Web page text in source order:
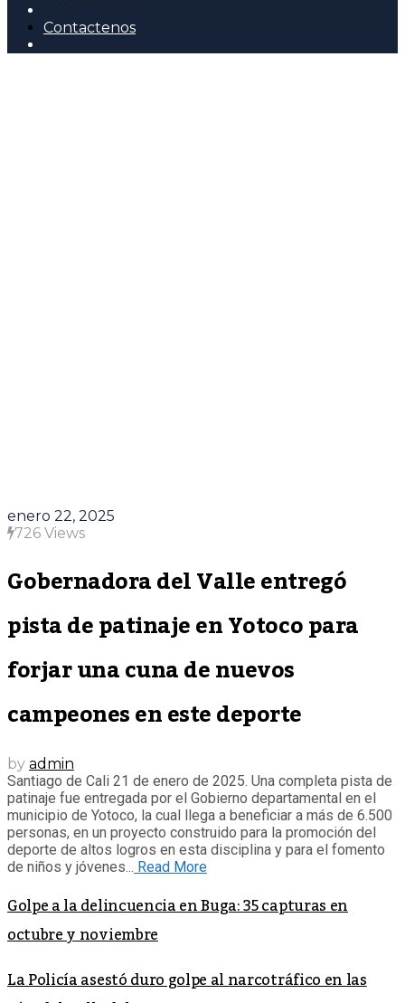
Contactenos
enero 22, 2025
726 Views
Gobernadora del Valle entregó
pista de patinaje en Yotoco para
forjar una cuna de nuevos
campeones en este deporte
by admin
Santiago de Cali 21 de enero de 2025. Una completa pista de
patinaje fue entregada por el Gobierno departamental en el
municipio de Yotoco, la cual llega a beneficiar a más de 6.500
personas, en un proyecto construido para la promoción del
deporte de altos logros en esta disciplina y para el fomento
de niños y jóvenes... Read More
Golpe a la delincuencia en Buga: 35 capturas en
octubre y noviembre
La Policía asestó duro golpe al narcotráfico en las